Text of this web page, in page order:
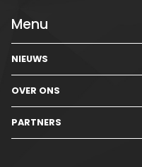
Menu
NIEUWS
OVER ONS
PARTNERS